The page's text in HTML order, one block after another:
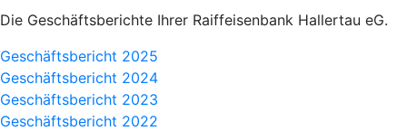
Die Geschäftsberichte Ihrer Raiffeisenbank Hallertau eG.
Geschäftsbericht 2025
Geschäftsbericht 2024
Geschäftsbericht 2023
Geschäftsbericht 2022